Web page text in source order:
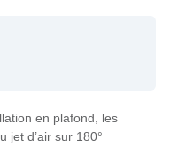
en plafond, les
jet d’air sur 180°